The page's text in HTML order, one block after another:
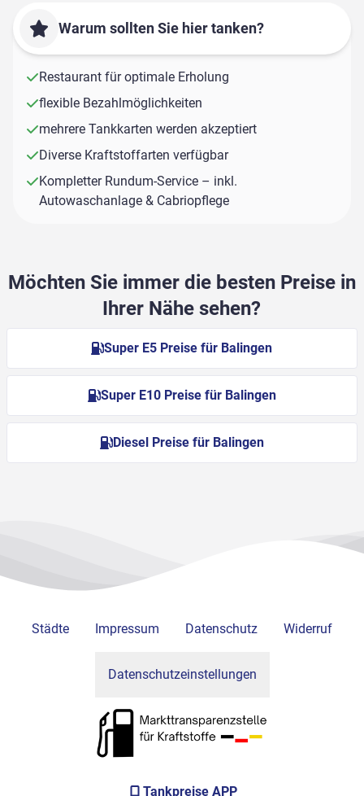
Warum sollten Sie hier tanken?
Restaurant für optimale Erholung
flexible Bezahlmöglichkeiten
mehrere Tankkarten werden akzeptiert
Diverse Kraftstoffarten verfügbar
Kompletter Rundum-Service – inkl.
Autowaschanlage & Cabriopflege
Möchten Sie immer die besten Preise in
Ihrer Nähe sehen?
Super E5 Preise für Balingen
Super E10 Preise für Balingen
Diesel Preise für Balingen
Städte Impressum Datenschutz Widerruf
Datenschutzeinstellungen
Tankpreise APP